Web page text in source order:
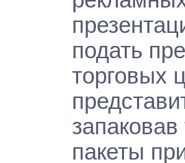
подать
торговых
пакеты